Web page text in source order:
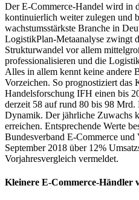
Der E-Commerce-Handel wird in
kontinuierlich weiter zulegen und
wachstumsstärkste Branche in
LogistikPlan-Metaanalyse zwingt
Strukturwandel vor allem
professionalisieren und die
Alles in allem kennt keine andere
Vorzeichen. So prognostiziert das
Handelsforschung IFH einen bis
derzeit 58 auf rund 80 bis 98
Dynamik. Der jährliche Zuwachs
erreichen. Entsprechende Werte
Bundesverband E-Commerce und
September 2018 über 12%
Vorjahresvergleich vermeldet.
Kleinere E-Commerce-Händler